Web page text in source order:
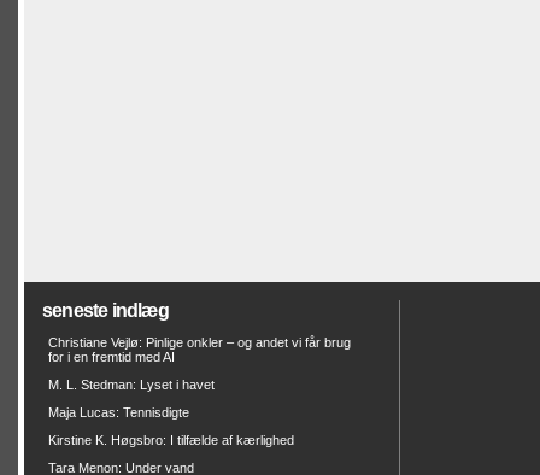
seneste indlæg
Christiane Vejlø: Pinlige onkler – og andet vi får brug
for i en fremtid med AI
M. L. Stedman: Lyset i havet
Maja Lucas: Tennisdigte
Kirstine K. Høgsbro: I tilfælde af kærlighed
Tara Menon: Under vand